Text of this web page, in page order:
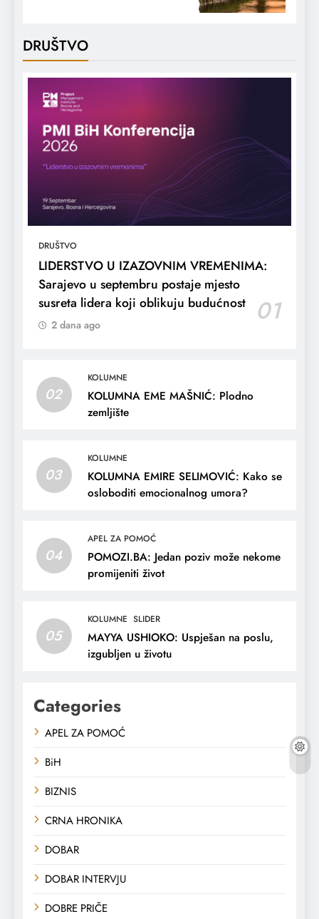
DRUŠTVO
DRUŠTVO
LIDERSTVO U IZAZOVNIM VREMENIMA:
Sarajevo u septembru postaje mjesto
susreta lidera koji oblikuju budućnost
01
2 dana ago
02
KOLUMNE
KOLUMNA EME MAŠNIĆ: Plodno
zemljište
03
KOLUMNE
KOLUMNA EMIRE SELIMOVIĆ: Kako se
osloboditi emocionalnog umora?
04
APEL ZA POMOĆ
POMOZI.BA: Jedan poziv može nekome
promijeniti život
05
KOLUMNE SLIDER
MAYYA USHIOKO: Uspješan na poslu,
izgubljen u životu
Categories
APEL ZA POMOĆ
BiH
BIZNIS
CRNA HRONIKA
DOBAR
DOBAR INTERVJU
DOBRE PRIČE